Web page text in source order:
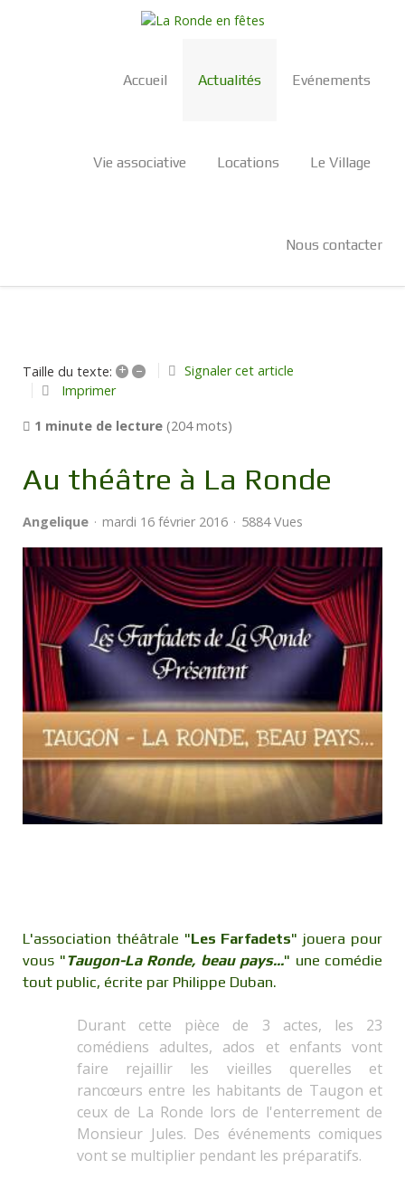
Accueil Actualités Evénements
Vie associative Locations Le Village
Nous contacter
Taille du texte: + –
Signaler cet article
Imprimer
1 minute de lecture (204 mots)
Au théâtre à La Ronde
Angelique mardi 16 février 2016 5884 Vues
L'association théâtrale "Les Farfadets" jouera pour
vous "Taugon-La Ronde, beau pays..." une comédie
tout public, écrite par Philippe Duban.
Durant cette pièce de 3 actes, les 23
comédiens adultes, ados et enfants vont
faire rejaillir les vieilles querelles et
rancœurs entre les habitants de Taugon et
ceux de La Ronde lors de l'enterrement de
Monsieur Jules. Des événements comiques
vont se multiplier pendant les préparatifs.